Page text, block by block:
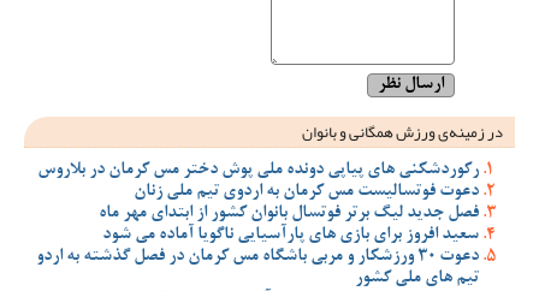
در زمینه‌ی ورزش همگانی و بانوان
رکوردشکنی های پیاپی دونده ملی پوش دختر مس کرمان در بلاروس
دعوت فوتسالیست مس کرمان به اردوی تیم ملی زنان
فصل جدید لیگ برتر فوتسال بانوان کشور از ابتدای مهر ماه
سعید افروز برای بازی های پارآسیایی ناگویا آماده می شود
دعوت 30 ورزشکار و مربی باشگاه مس کرمان در فصل گذشته به اردو
تیم های ملی کشور